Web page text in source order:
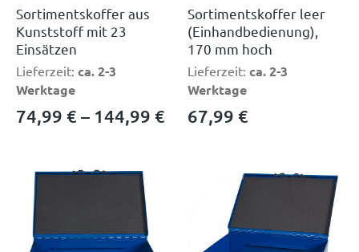
Sortimentskoffer aus
Kunststoff mit 23
Einsätzen
Lieferzeit: ca. 2-3
Werktage
74,99 € – 144,99 €
Sortimentskoffer leer
(Einhandbedienung),
170 mm hoch
Lieferzeit: ca. 2-3
Werktage
67,99 €